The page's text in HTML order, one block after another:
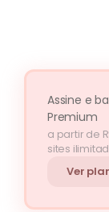
Assine e
Premium
a partir de
sites
Ver